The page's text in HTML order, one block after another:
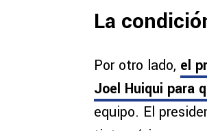
La
Por otro lado, el
Joel Huiqui para
equipo. El